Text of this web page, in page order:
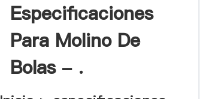
Especificaciones
Para Molino De
Bolas - .